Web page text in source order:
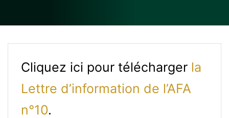
Cliquez ici pour télécharger la
Lettre d’information de l’AFA
n°10.